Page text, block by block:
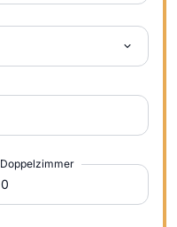
Doppelzimmer